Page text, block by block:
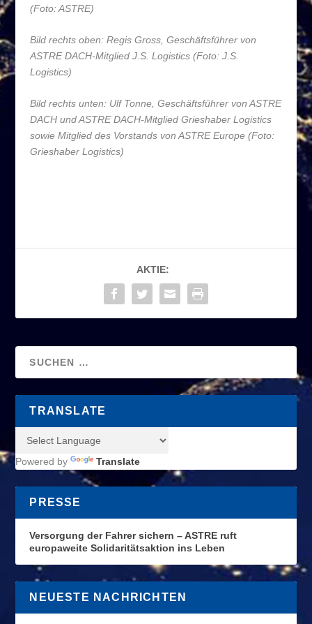
(Foto: ASTRE)
Bild rechts oben:Regis Gross, Geschäftsführer von
ASTRE DACH-Mitglied J.S. Logistics (Foto: J.S.
Logistics)
Bild rechts unten: Ulf Tonne, Geschäftsführer von ASTRE
DACH und ASTRE DACH-Mitglied Grieshaber Logistics
sowie Mitglied des Vorstands von ASTRE Europe (Foto:
Grieshaber Logistics)
AKTIE:
TRANSLATE
Powered by Translate
PRESSE
Versorgung der Fahrer sichern – ASTRE ruft
europaweite Solidaritätsaktion ins Leben
NEUESTE NACHRICHTEN